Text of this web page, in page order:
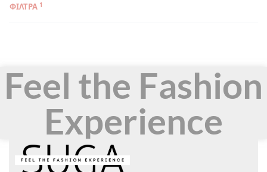
ΦΙΛΤΡΑ
Feel the Fashion
Experience